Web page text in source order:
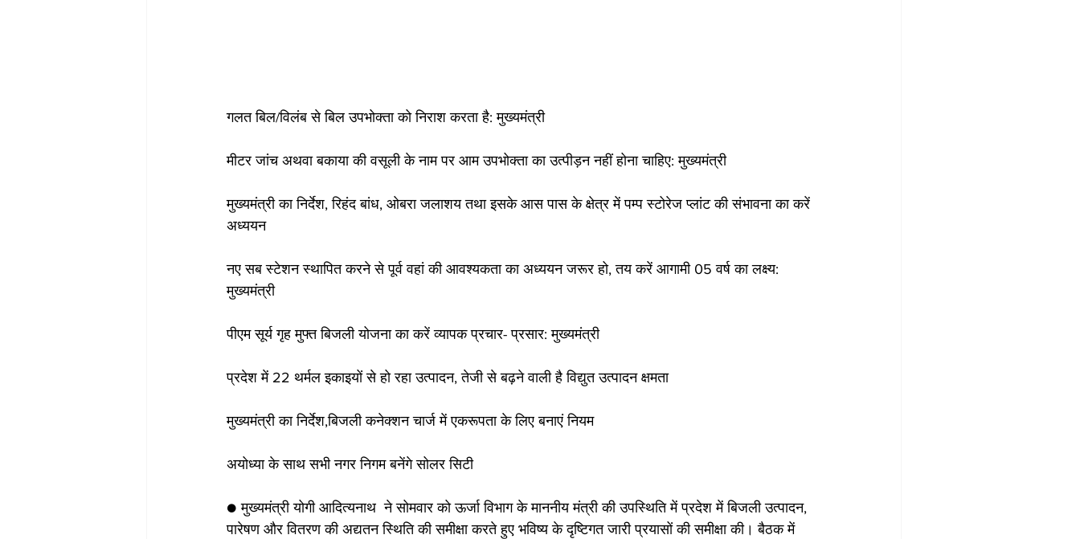
गलत बिल/विलंब से बिल उपभोक्ता को निराश करता है: मुख्यमंत्री
मीटर जांच अथवा बकाया की वसूली के नाम पर आम उपभोक्ता का उत्पीड़न नहीं होना चाहिए: मुख्यमंत्री
मुख्यमंत्री का निर्देश, रिहंद बांध, ओबरा जलाशय तथा इसके आस पास के क्षेत्र में पम्प स्टोरेज प्लांट की संभावना का करें
अध्ययन
नए सब स्टेशन स्थापित करने से पूर्व वहां की आवश्यकता का अध्ययन जरूर हो, तय करें आगामी 05 वर्ष का लक्ष्य:
मुख्यमंत्री
पीएम सूर्य गृह मुफ्त बिजली योजना का करें व्यापक प्रचार- प्रसार: मुख्यमंत्री
प्रदेश में 22 थर्मल इकाइयों से हो रहा उत्पादन, तेजी से बढ़ने वाली है विद्युत उत्पादन क्षमता
मुख्यमंत्री का निर्देश,बिजली कनेक्शन चार्ज में एकरूपता के लिए बनाएं नियम
अयोध्या के साथ सभी नगर निगम बनेंगे सोलर सिटी
● मुख्यमंत्री योगी आदित्यनाथ  ने सोमवार को ऊर्जा विभाग के माननीय मंत्री की उपस्थिति में प्रदेश में बिजली उत्पादन,
पारेषण और वितरण की अद्यतन स्थिति की समीक्षा करते हुए भविष्य के दृष्टिगत जारी प्रयासों की समीक्षा की। बैठक में